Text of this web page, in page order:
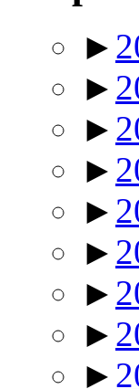
►
►
►
►
►
►
►
►
►